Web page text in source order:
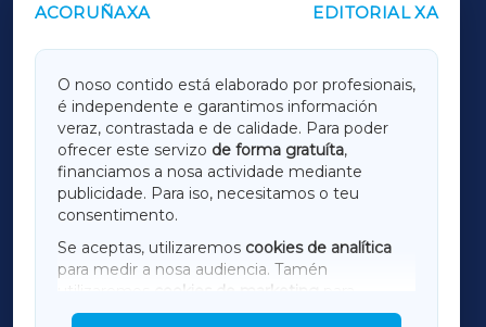
ACORUÑAXA EDITORIAL XA
O noso contido está elaborado por profesionais,
é independente e garantimos información
veraz, contrastada e de calidade. Para poder
ofrecer este servizo de forma gratuíta,
financiamos a nosa actividade mediante
publicidade. Para iso, necesitamos o teu
consentimento.
Se aceptas, utilizaremos cookies de analítica
para medir a nosa audiencia. Tamén
utilizaremos
cookies de marketing
mostrar publicidade de terceiros.
OUTROS PERIÓDICOS
LUGOXA
TERRACHAXA
AMARIÑAXA